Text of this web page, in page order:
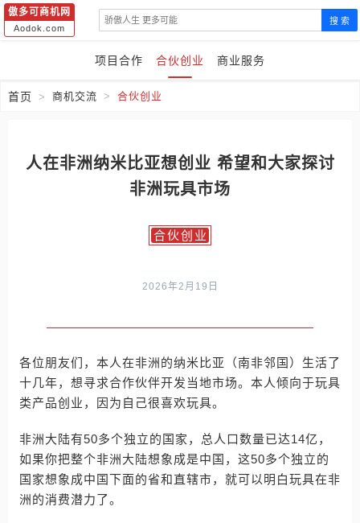
傲多可商机网
Aodok.com
搜 索
项目合作 合伙创业 商业服务
首页 商机交流 合伙创业
人在非洲纳米比亚想创业 希望和大家探讨
非洲玩具市场
合伙创业
2026年2月19日
各位朋友们，本人在非洲的纳米比亚（南非邻国）生活了
十几年，想寻求合作伙伴开发当地市场。本人倾向于玩具
类产品创业，因为自己很喜欢玩具。
非洲大陆有50多个独立的国家，总人口数量已达14亿，
如果你把整个非洲大陆想象成是中国，这50多个独立的
国家想象成中国下面的省和直辖市，就可以明白玩具在非
洲的消费潜力了。